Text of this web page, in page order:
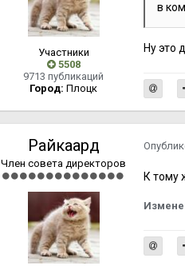
Участники
5508
9713 публикаций
Город: Плоцк
в
Ну это
Райкаард
Член совета директоров
К тому